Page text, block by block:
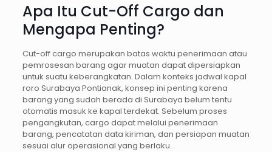
Apa Itu Cut-Off Cargo dan
Mengapa Penting?
Cut-off cargo merupakan batas waktu penerimaan atau
pemrosesan barang agar muatan dapat dipersiapkan
untuk suatu keberangkatan. Dalam konteks jadwal kapal
roro Surabaya Pontianak, konsep ini penting karena
barang yang sudah berada di Surabaya belum tentu
otomatis masuk ke kapal terdekat. Sebelum proses
pengangkutan, cargo dapat melalui penerimaan
barang, pencatatan data kiriman, dan persiapan muatan
sesuai alur operasional yang berlaku.